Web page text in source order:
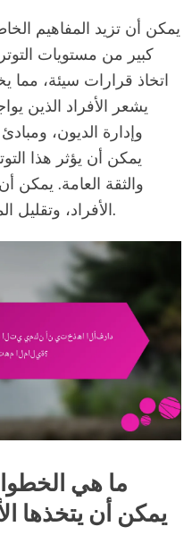
يمكن أن تزيد المفاهيم
كبير من مستويات
اتخاذ قرارات سيئة، مما
يشعر الأفراد الذين
وإدارة الديون،
يمكن أن يؤثر هذا
والثقة العامة. يمكن
الأفراد، وتقليل المفاهيم الخاطئة، وتخفيف التوتر.
ما هي
يمكن أن يتخذها